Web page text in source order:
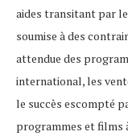
aides transitant par le
soumise à des
attendue des
international, les
le succès escompté
programmes et films